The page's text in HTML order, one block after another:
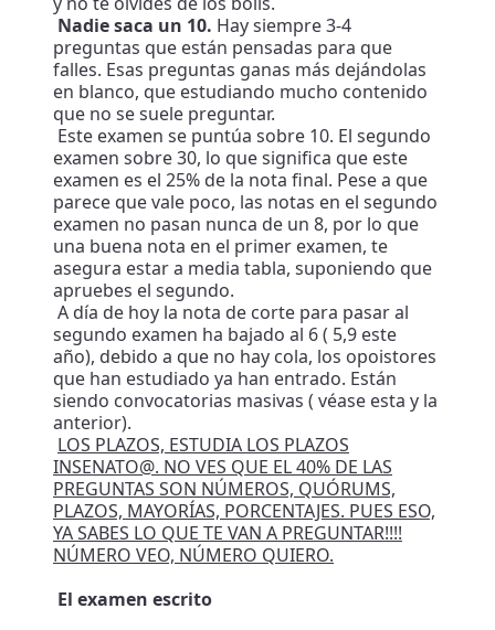
Nadie saca un 10. Hay siempre 3-4
preguntas que están pensadas para que
falles. Esas preguntas ganas más dejándolas
en blanco, que estudiando mucho contenido
que no se suele preguntar.
Este examen se puntúa sobre 10. El segundo
examen sobre 30, lo que significa que este
examen es el 25% de la nota final. Pese a que
parece que vale poco, las notas en el segundo
examen no pasan nunca de un 8, por lo que
una buena nota en el primer examen, te
asegura estar a media tabla, suponiendo que
apruebes el segundo.
A día de hoy la nota de corte para pasar al
segundo examen ha bajado al 6 ( 5,9 este
año), debido a que no hay cola, los opoistores
que han estudiado ya han entrado. Están
siendo convocatorias masivas ( véase esta y la
anterior).
LOS PLAZOS, ESTUDIA LOS PLAZOS
INSENATO@. NO VES QUE EL 40% DE LAS
PREGUNTAS SON NÚMEROS, QUÓRUMS,
PLAZOS, MAYORÍAS, PORCENTAJES. PUES ESO,
YA SABES LO QUE TE VAN A PREGUNTAR!!!!
NÚMERO VEO, NÚMERO QUIERO.
El examen escrito